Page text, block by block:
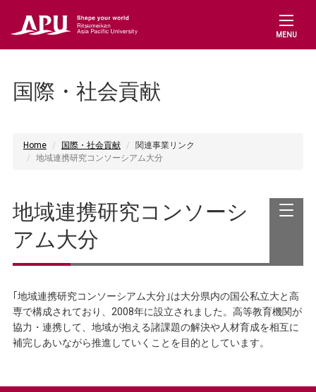
MENU
教員の方（研究/教務支援）
国際・社会貢献
Home 国際・社会貢献
関連事業リンク
地域連携研究コンソーシアム大分
地域連携研究コンソーシ
アム大分
｢地域連携研究コンソーシアム大分｣は大分県内の国公私立大と高
専で構成されており、2008年に設立されました。高等教育機関が
協力・連携して、地域が抱える諸課題の解決や人材育成を相互に
補完しあいながら推進していくことを目的としています。